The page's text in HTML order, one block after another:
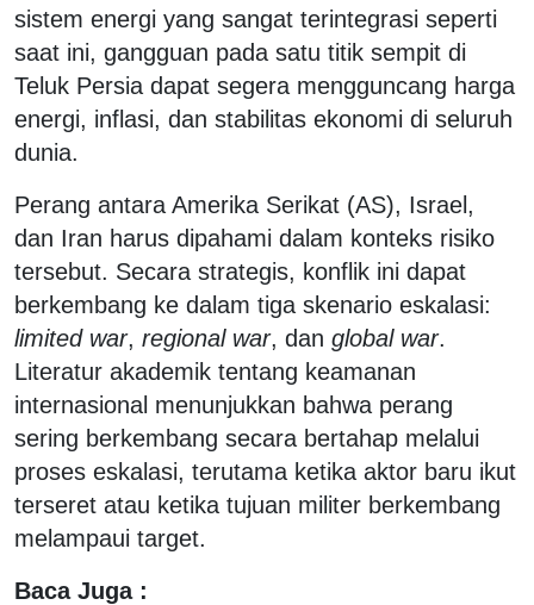
sistem energi yang sangat terintegrasi seperti
saat ini, gangguan pada satu titik sempit di
Teluk Persia dapat segera mengguncang harga
energi, inflasi, dan stabilitas ekonomi di seluruh
dunia.
Perang antara Amerika Serikat (AS), Israel,
dan Iran harus dipahami dalam konteks risiko
tersebut. Secara strategis, konflik ini dapat
berkembang ke dalam tiga skenario eskalasi:
limited war, regional war, dan global war.
Literatur akademik tentang keamanan
internasional menunjukkan bahwa perang
sering berkembang secara bertahap melalui
proses eskalasi, terutama ketika aktor baru ikut
terseret atau ketika tujuan militer berkembang
melampaui target.
Baca Juga :